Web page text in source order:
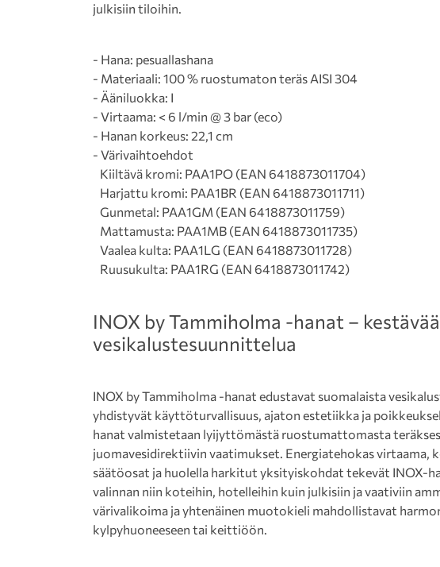
julkisiin tiloihin.
- Hana: pesuallashana
- Materiaali: 100 % ruostumaton teräs AISI 304
- Ääniluokka: I
- Virtaama: < 6 l/min @ 3 bar (eco)
- Hanan korkeus: 22,1 cm
- Värivaihtoehdot
Kiiltävä kromi: PAA1PO (EAN 6418873011704)
Harjattu kromi: PAA1BR (EAN 6418873011711)
Gunmetal: PAA1GM (EAN 6418873011759)
Mattamusta: PAA1MB (EAN 6418873011735)
Vaalea kulta: PAA1LG (EAN 6418873011728)
Ruusukulta: PAA1RG (EAN 6418873011742)
INOX by Tammiholma -hanat –
vesi­kalustesuunnittelua
INOX by Tammiholma -hanat edustavat suomalaista
yhdistyvät käyttöturvallisuus, ajaton estetiikka ja
hanat valmistetaan lyijyttömästä ruostumattomasta
juomavesidirektiivin vaatimukset. Energiatehokas virtaama,
säätöosat ja huolella harkitut yksityiskohdat tekevät INOX-
valinnan niin koteihin, hotelleihin kuin julkisiin ja vaativiin
värivalikoima ja yhtenäinen muotokieli mahdollistavat
kylpyhuoneeseen tai keittiöön.